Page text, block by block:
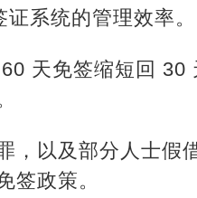
系统的管理效率。
天免签缩短回 30
，以及部分人士假
签政策。